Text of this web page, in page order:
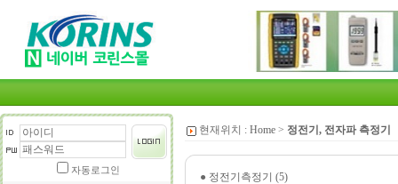
자동로그인
현재위치 : Home > 정전기, 전자파 측정기
● 정전기측정기 (5)